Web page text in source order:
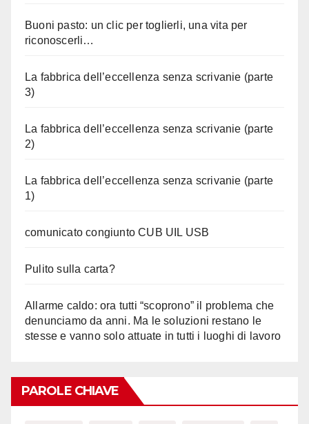
Buoni pasto: un clic per toglierli, una vita per
riconoscerli…
La fabbrica dell’eccellenza senza scrivanie (parte
3)
La fabbrica dell’eccellenza senza scrivanie (parte
2)
La fabbrica dell’eccellenza senza scrivanie (parte
1)
comunicato congiunto CUB UIL USB
Pulito sulla carta?
Allarme caldo: ora tutti “scoprono” il problema che
denunciamo da anni. Ma le soluzioni restano le
stesse e vanno solo attuate in tutti i luoghi di lavoro
PAROLE CHIAVE